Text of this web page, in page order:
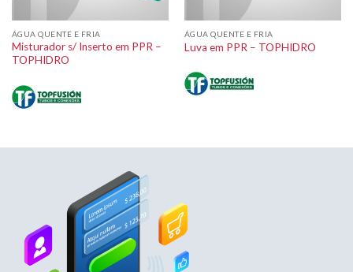
ÁGUA QUENTE E FRIA
Misturador s/ Inserto em PPR –
TOPHIDRO
ÁGUA QUENTE E FRIA
Luva em PPR – TOPHIDRO